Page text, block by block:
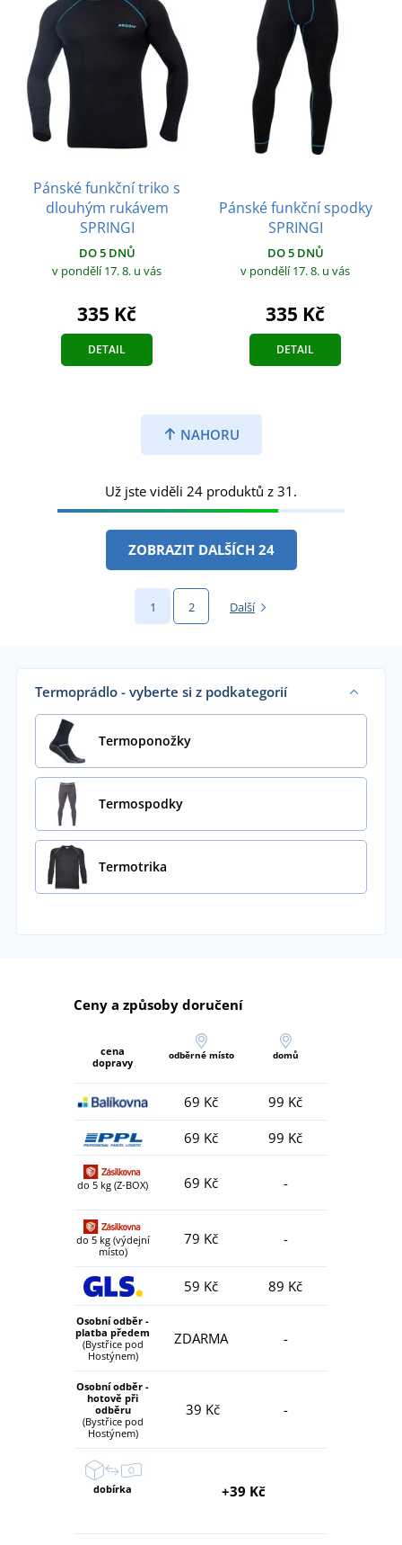
Pánské funkční triko s
dlouhým rukávem
SPRINGI
DO 5 DNŮ
v pondělí 17. 8. u vás
335 Kč
DETAIL
Pánské funkční spodky
SPRINGI
DO 5 DNŮ
v pondělí 17. 8. u vás
335 Kč
DETAIL
NAHORU
Už jste viděli 24 produktů z 31.
ZOBRAZIT DALŠÍCH 24
1 2 Další
Termoprádlo - vyberte si z podkategorií
Termoponožky
Termospodky
Termotrika
Ceny a způsoby doručení
cena
dopravy
odběrné místo domů
69 Kč
99 Kč
69 Kč
99 Kč
do 5 kg (Z-BOX) 69 Kč -
do 5 kg (výdejní
místo)
79 Kč -
59 Kč 89 Kč
Osobní odběr -
platba předem
(Bystřice pod
Hostýnem)
ZDARMA -
Osobní odběr -
hotově při
odběru
(Bystřice pod
Hostýnem)
39 Kč -
dobírka +39 Kč